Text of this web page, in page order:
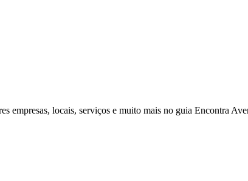
empresas, locais, serviços e muito mais no guia Encontra